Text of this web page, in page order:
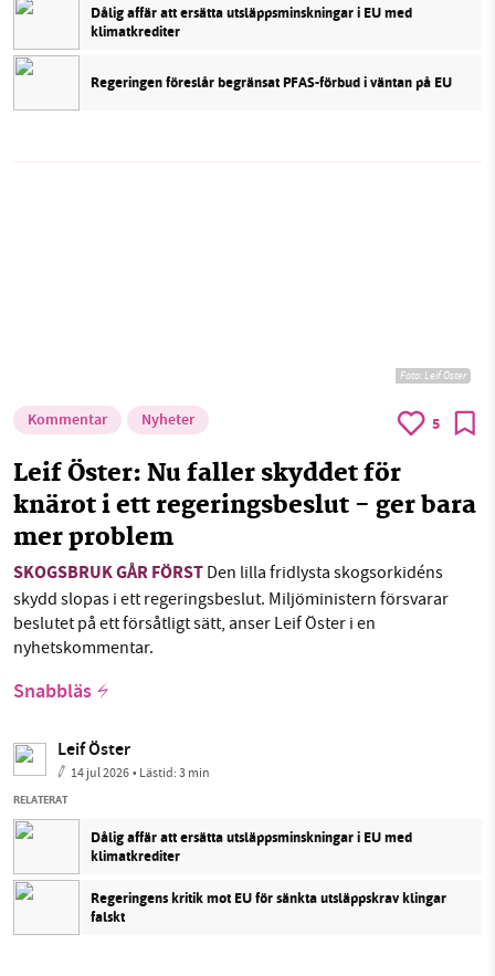
Dålig affär att ersätta utsläppsminskningar i EU med
klimatkrediter
Regeringen föreslår begränsat PFAS-förbud i väntan på EU
Foto: Leif Öster
Kommentar Nyheter 5
Leif Öster: Nu faller skyddet för
knärot i ett regeringsbeslut - ger bara
mer problem
SKOGSBRUK GÅR FÖRST Den lilla fridlysta skogsorkidéns
skydd slopas i ett regeringsbeslut. Miljöministern försvarar
beslutet på ett försåtligt sätt, anser Leif Öster i en
nyhetskommentar.
Snabbläs
Leif Öster
14 jul 2026• Lästid:3 min
RELATERAT
Dålig affär att ersätta utsläppsminskningar i EU med
klimatkrediter
Regeringens kritik mot EU för sänkta utsläppskrav klingar
falskt